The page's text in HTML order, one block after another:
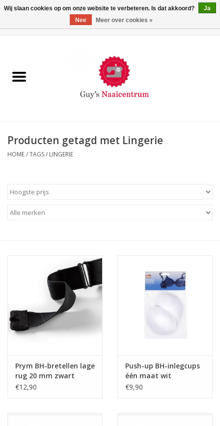
Machines
Paspoppen
Opbergsystemen
Breien en haken
Handwerk
Sale / Coupons
Producten getagd met Lingerie
HOME/TAGS/ LINGERIE
Prym BH-bretellen lage
rug 20 mm zwart
€12,90
Push-up BH-inlegcups
één maat wit
€9,90
Wij slaan cookies op om onze website te verbeteren. Is dat akkoord?
Ja
Nee
Meer over cookies »